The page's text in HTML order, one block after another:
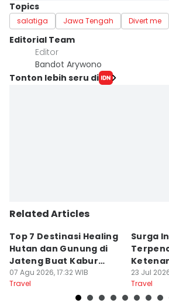
Topics
salatiga Jawa Tengah Divert me
Editorial Team
Editor
Bandot Arywono
Tonton lebih seru di
Related Articles
Top 7 Destinasi Healing
Hutan dan Gunung di
Jateng Buat Kabur
Sejenak, Under Rp200
Ribu
07 Agu 2026, 17:32 WIB
Travel
Surga
Untuk
23 Jul
Travel